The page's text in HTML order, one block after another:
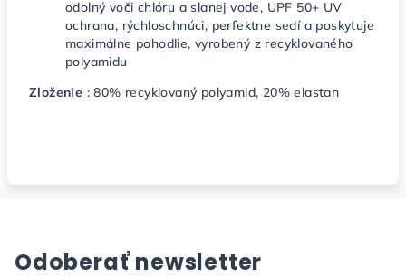
odolný voči chlóru a slanej vode, UPF 50+ UV
ochrana, rýchloschnúci, perfektne sedí a poskytuje
maximálne pohodlie, vyrobený z recyklovaného
polyamidu
Zloženie : 80% recyklovaný polyamid, 20% elastan
Odoberať newsletter